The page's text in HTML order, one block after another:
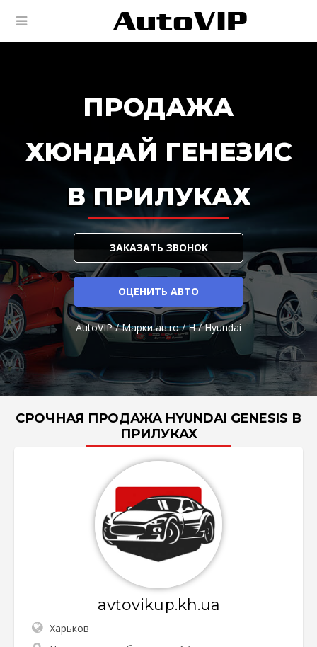
ПРОДАЖА
ХЮНДАЙ ГЕНЕЗИС
В ПРИЛУКАХ
ЗАКАЗАТЬ ЗВОНОК
ОЦЕНИТЬ АВТО
AutoVIP/Марки авто/H/Hyundai
СРОЧНАЯ ПРОДАЖА HYUNDAI GENESIS В
ПРИЛУКАХ
avtovikup.kh.ua
Харьков